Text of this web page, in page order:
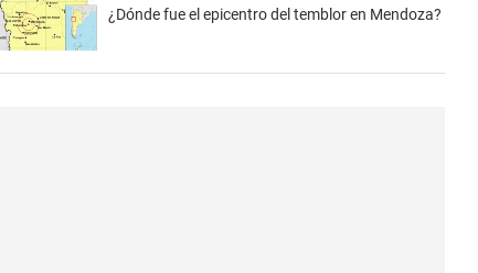
¿Dónde fue el epicentro del temblor en Mendoza?